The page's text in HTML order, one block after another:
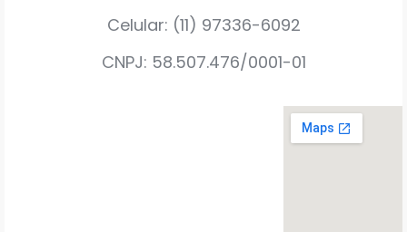
Celular: (11) 97336-6092
CNPJ: 58.507.476/0001-01